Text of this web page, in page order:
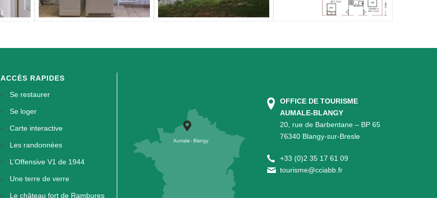
ACCÈS RAPIDES
Se restaurer
Se loger
Carte interactive
Les randonnées
L’Offensive V1 de 1944
Une terre de verre
Le château fort de Rambures
OFFICE DE TOURISME
AUMALE-BLANGY
20, rue de Barbentane – BP 65
76340 Blangy-sur-Bresle
+33 (0)2 35 17 61 09
tourisme@cciabb.fr